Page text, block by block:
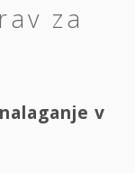
za
v